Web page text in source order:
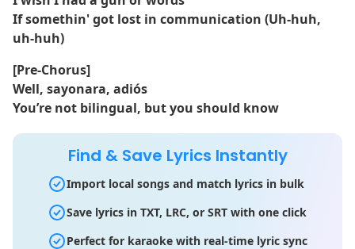
If somethin' got lost in communication (Uh-huh,
uh-huh)
[Pre-Chorus]
Well, sayonara, adiós
You’re not bilingual, but you should know
Find & Save Lyrics Instantly
Import local songs and match lyrics in bulk
Save lyrics in TXT, LRC, or SRT with one click
Perfect for karaoke with real-time lyric sync